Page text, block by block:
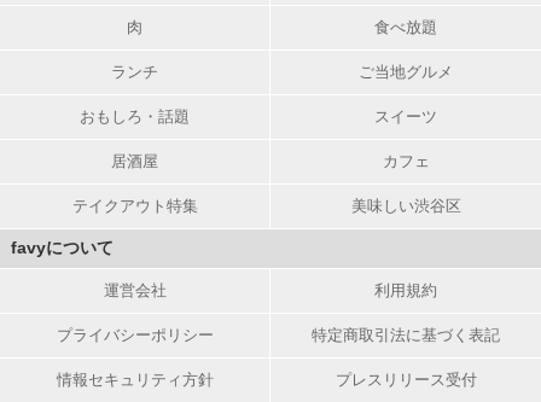
肉 食べ放題
ランチ ご当地グルメ
おもしろ・話題 スイーツ
居酒屋 カフェ
テイクアウト特集 美味しい渋谷区
favyについて
運営会社 利用規約
プライバシーポリシー 特定商取引法に基づく表記
情報セキュリティ方針 プレスリリース受付